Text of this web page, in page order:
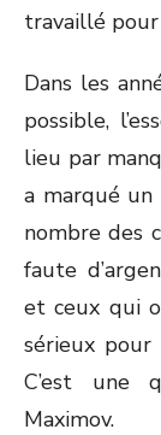
travaillé
Dans les
possible,
lieu par
a marqué
nombre des
faute
et ceux qui
sérieux pour
C’est une
Maximov.